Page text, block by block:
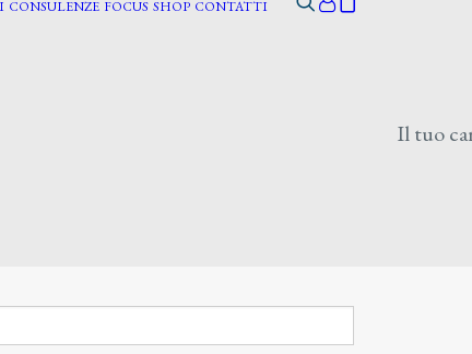
CONSULENZE FOCUS SHOP CONTATTI
Il tuo